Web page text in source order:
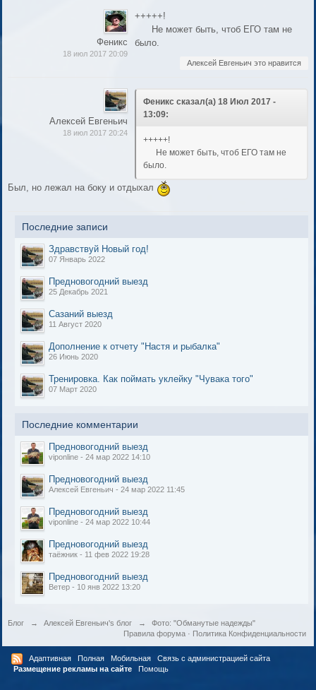
Феникс
18 июл 2017 20:09
+++++!
Не может быть, чтоб ЕГО там не
было.
Алексей Евгеньич это нравится
Алексей Евгеньич
18 июл 2017 20:24
Феникс сказал(а) 18 Июл 2017 -
13:09:
+++++!
Не может быть, чтоб ЕГО там не
было.
Был, но лежал на боку и отдыхал
Последние записи
Здравствуй Новый год!
07 Январь 2022
Предновогодний выезд
25 Декабрь 2021
Сазаний выезд
11 Август 2020
Дополнение к отчету "Настя и рыбалка"
26 Июнь 2020
Тренировка. Как поймать уклейку "Чувака того"
07 Март 2020
Последние комментарии
Предновогодний выезд
viponline - 24 мар 2022 14:10
Предновогодний выезд
Алексей Евгеньич - 24 мар 2022 11:45
Предновогодний выезд
viponline - 24 мар 2022 10:44
Предновогодний выезд
таёжник - 11 фев 2022 19:28
Предновогодний выезд
Ветер - 10 янв 2022 13:20
Блог → Алексей Евгеньич's блог →
Фото: "Обманутые надежды"
Политика Конфиденциальности
Правила форума·
Адаптивная Полная Мобильная
Связь с администрацией сайта
Размещение рекламы на сайте
Помощь